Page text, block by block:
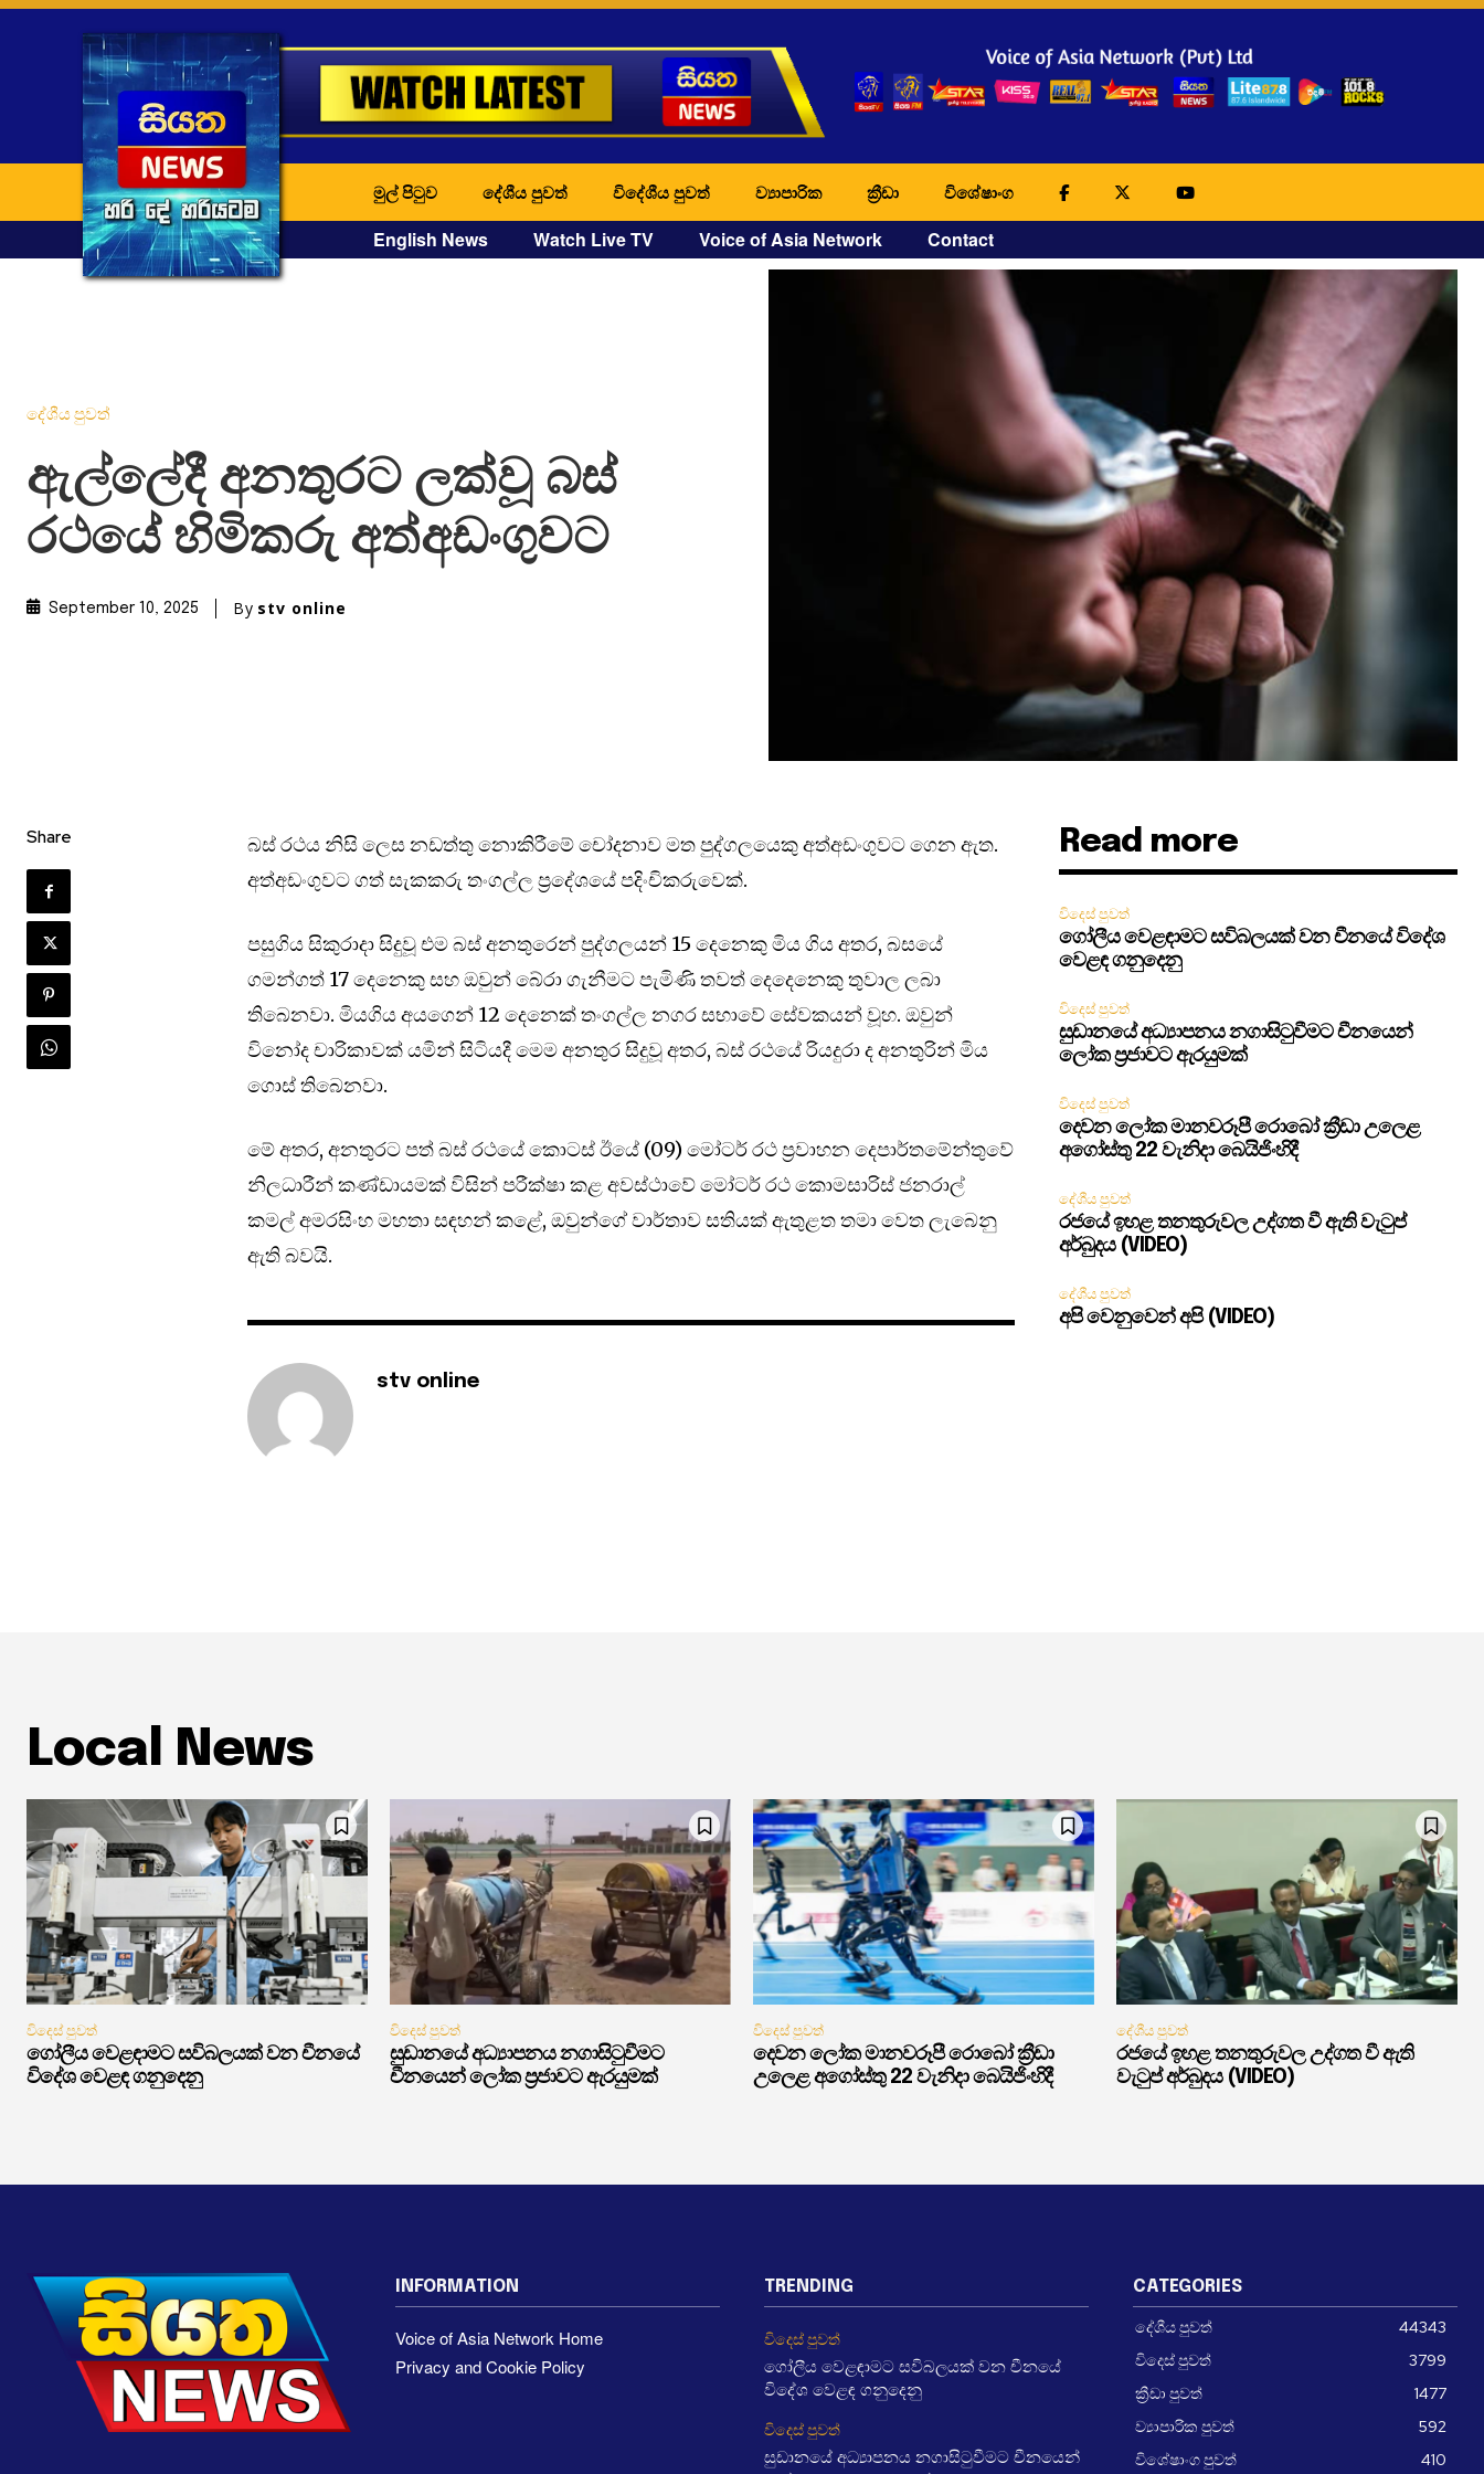
මුල් පිටුව දේශීය පුවත් විදේශීය පුවත් ව්‍යාපාරික ක්‍රීඩා විශේෂාංග
English News Watch Live TV Voice of Asia Network Contact
දේශීය පුවත්
ඇල්ලේදී අනතුරට ලක්වූ බස්
රථයේ හිමිකරු අත්අඩංගුවට
September 10, 2025 By stv online
Share
බස් රථය නිසි ලෙස නඩත්තු නොකිරීමේ චෝදනාව මත පුද්ගලයෙකු අත්අඩංගුවට ගෙන ඇත.
අත්අඩංගුවට ගත් සැකකරු තංගල්ල ප්‍රදේශයේ පදිංචිකරුවෙක්.
පසුගිය සිකුරාදා සිදුවූ එම බස් අනතුරෙන් පුද්ගලයන් 15 දෙනෙකු මිය ගිය අතර, බසයේ
ගමන්ගත් 17 දෙනෙකු සහ ඔවුන් බේරා ගැනීමට පැමිණි තවත් දෙදෙනෙකු තුවාල ලබා
තිබෙනවා. මියගිය අයගෙන් 12 දෙනෙක් තංගල්ල නගර සභාවේ සේවකයන් වූහ. ඔවුන්
විනෝද චාරිකාවක් යමින් සිටියදී මෙම අනතුර සිදුවූ අතර, බස් රථයේ රියදුරා ද අනතුරින් මිය
ගොස් තිබෙනවා.
මේ අතර, අනතුරට පත් බස් රථයේ කොටස් ඊයේ (09) මෝටර් රථ ප්‍රවාහන දෙපාර්තමේන්තුවේ
නිලධාරීන් කණ්ඩායමක් විසින් පරීක්ෂා කළ අවස්ථාවේ මෝටර් රථ කොමසාරිස් ජනරාල්
කමල් අමරසිංහ මහතා සඳහන් කළේ, ඔවුන්ගේ වාර්තාව සතියක් ඇතුළත තමා වෙත ලැබෙනු
ඇති බවයි.
stv online
Read more
විදෙස් පුවත්
ගෝලීය වෙළඳාමට සවිබලයක් වන චීනයේ විදේශ
වෙළඳ ගනුදෙනු
විදෙස් පුවත්
සුඩානයේ අධ්‍යාපනය නගාසිටුවීමට චීනයෙන්
ලෝක ප්‍රජාවට ඇරයුමක්
විදෙස් පුවත්
දෙවන ලෝක මානවරූපී රොබෝ ක්‍රීඩා උලෙළ
අගෝස්තු 22 වැනිදා බෙයිජිංහිදී
දේශීය පුවත්
රජයේ ඉහළ තනතුරුවල උද්ගත වී ඇති වැටුප්
අර්බුදය (VIDEO)
දේශීය පුවත්
අපි වෙනුවෙන් අපි (VIDEO)
Local News
විදෙස් පුවත්
ගෝලීය වෙළඳාමට සවිබලයක් වන චීනයේ
විදේශ වෙළඳ ගනුදෙනු
විදෙස් පුවත්
සුඩානයේ අධ්‍යාපනය නගාසිටුවීමට
චීනයෙන් ලෝක ප්‍රජාවට ඇරයුමක්
විදෙස් පුවත්
දෙවන ලෝක මානවරූපී රොබෝ ක්‍රීඩා
උලෙළ අගෝස්තු 22 වැනිදා බෙයිජිංහිදී
දේශීය පුවත්
රජයේ ඉහළ තනතුරුවල උද්ගත වී ඇති
වැටුප් අර්බුදය (VIDEO)
INFORMATION
Voice of Asia Network Home
Privacy and Cookie Policy
TRENDING
විදෙස් පුවත්
ගෝලීය වෙළඳාමට සවිබලයක් වන චීනයේ
විදේශ වෙළඳ ගනුදෙනු
විදෙස් පුවත්
සුඩානයේ අධ්‍යාපනය නගාසිටුවීමට චීනයෙන්
CATEGORIES
දේශීය පුවත්
44343
විදෙස් පුවත්
3799
ක්‍රීඩා පුවත්
1477
ව්‍යාපාරික පුවත්
592
විශේෂාංග පුවත්
410